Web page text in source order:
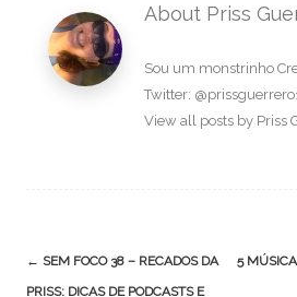
About Priss
Sou um monstrinho
Twitter:
View all posts by Priss
Post
navigation
← SEM FOCO 38 – RECADOS DA
PRISS: DICAS DE PODCASTS E
5